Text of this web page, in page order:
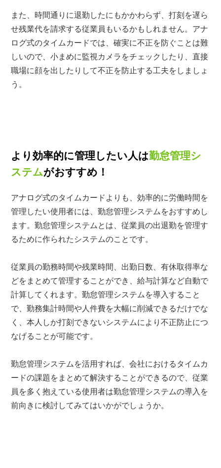
また、時間通りに退勤したにもかかわらず、打刻を遅ら
せ残業代を請求する従業員もいるかもしれません。アナ
ログ式のタイムカードでは、確実に不正を防ぐことは難
しいので、小まめに監視カメラをチェックしたり、直接
職場に顔を出したりして不正を防止する工夫をしましょ
う。
より効率的に管理したい人は勤怠管理シ
ステムがおすすめ！
アナログ式のタイムカードよりも、効率的に労働時間を
管理したい使用者には、勤怠管理システムをおすすめし
ます。勤怠管理システムとは、従業員の出退勤を管理す
るために作られたシステムのことです。
従業員の勤務時間や残業時間、出勤日数、有休取得率な
どをまとめて管理することができ、給与計算など自動で
計算してくれます。勤怠管理システムを導入すること
で、勤務集計時間や人件費を大幅に削減できるだけでな
く、本人しか打刻できないシステムにより不正防止につ
なげることが可能です。
勤怠管理システムを活用すれば、会社におけるタイムカ
ードの課題をまとめて解決することができるので、従業
員を多く抱えている使用者は勤怠管理システムの導入を
前向きに検討してみてはいかがでしょうか。